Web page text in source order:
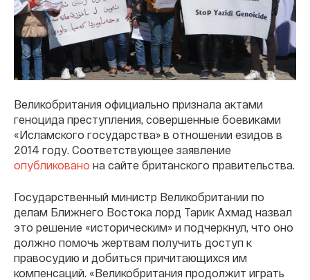
Великобритания официально признала актами
геноцида преступления, совершенные боевиками
«Исламского государства» в отношении езидов в
2014 году. Соответствующее заявление
опубликовано на сайте британского правительства.
Государственный министр Великобритании по
делам Ближнего Востока лорд Тарик Ахмад назвал
это решение «историческим» и подчеркнул, что оно
должно помочь жертвам получить доступ к
правосудию и добиться причитающихся им
компенсаций. «Великобритания продолжит играть